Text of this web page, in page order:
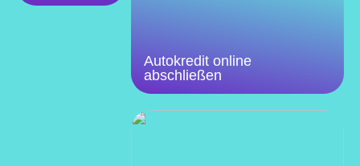
Autokredit online
abschließen